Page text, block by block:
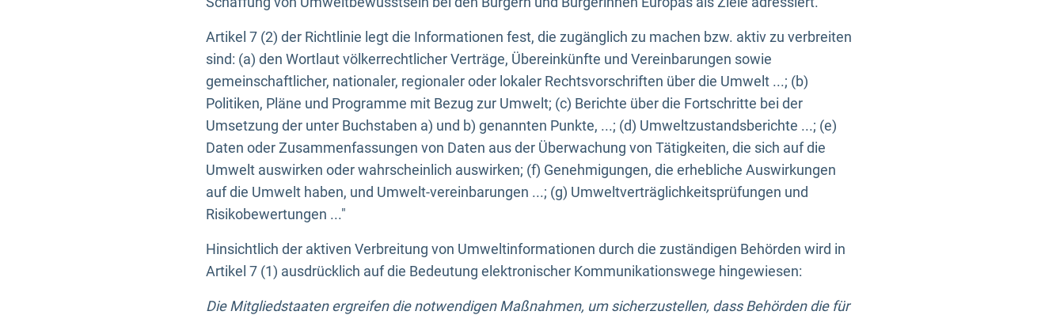
Artikel 7 (2) der Richtlinie legt die Informationen fest, die zugänglich zu machen bzw. aktiv zu verbreiten
sind: (a) den Wortlaut völkerrechtlicher Verträge, Übereinkünfte und Vereinbarungen sowie
gemeinschaftlicher, nationaler, regionaler oder lokaler Rechtsvorschriften über die Umwelt ...; (b)
Politiken, Pläne und Programme mit Bezug zur Umwelt; (c) Berichte über die Fortschritte bei der
Umsetzung der unter Buchstaben a) und b) genannten Punkte, ...; (d) Umweltzustandsberichte ...; (e)
Daten oder Zusammenfassungen von Daten aus der Überwachung von Tätigkeiten, die sich auf die
Umwelt auswirken oder wahrscheinlich auswirken; (f) Genehmigungen, die erhebliche Auswirkungen
auf die Umwelt haben, und Umwelt-vereinbarungen ...; (g) Umweltverträglichkeitsprüfungen und
Risikobewertungen ..."
Hinsichtlich der aktiven Verbreitung von Umweltinformationen durch die zuständigen Behörden wird in
Artikel 7 (1) ausdrücklich auf die Bedeutung elektronischer Kommunikationswege hingewiesen:
Die Mitgliedstaaten ergreifen die notwendigen Maßnahmen, um sicherzustellen, dass Behörden die für